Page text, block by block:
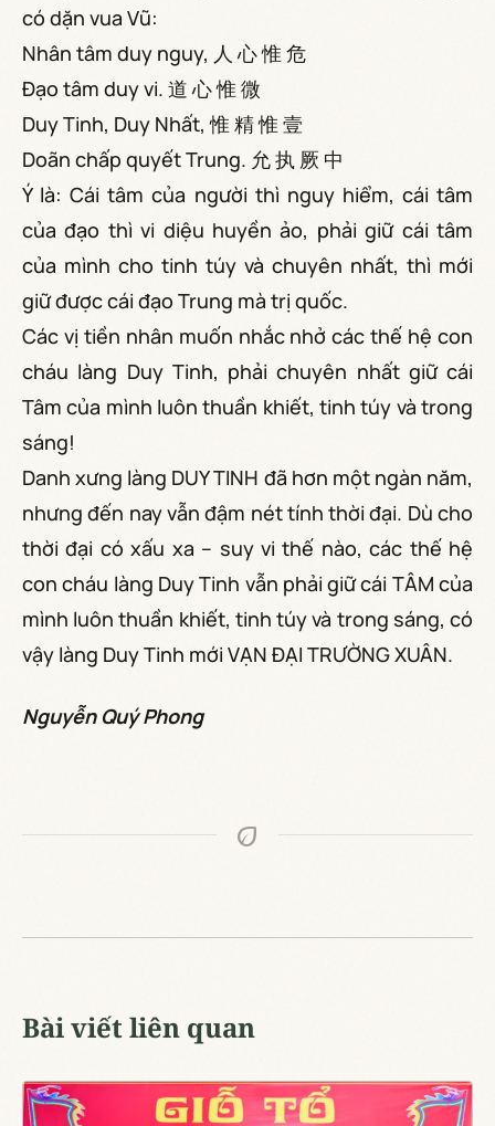
có dặn vua Vũ:
Nhân tâm duy nguy, 人 心 惟 危
Đạo tâm duy vi. 道 心 惟 微
Duy Tinh, Duy Nhất, 惟 精 惟 壹
Doãn chấp quyết Trung. 允 执 厥 中
Ý là: Cái tâm của người thì nguy hiểm, cái tâm
của đạo thì vi diệu huyền ảo, phải giữ cái tâm
của mình cho tinh túy và chuyên nhất, thì mới
giữ được cái đạo Trung mà trị quốc.
Các vị tiền nhân muốn nhắc nhở các thế hệ con
cháu làng Duy Tinh, phải chuyên nhất giữ cái
Tâm của mình luôn thuần khiết, tinh túy và trong
sáng!
Danh xưng làng DUY TINH đã hơn một ngàn năm,
nhưng đến nay vẫn đậm nét tính thời đại. Dù cho
thời đại có xấu xa – suy vi thế nào, các thế hệ
con cháu làng Duy Tinh vẫn phải giữ cái TÂM của
mình luôn thuần khiết, tinh túy và trong sáng, có
vậy làng Duy Tinh mới VẠN ĐẠI TRƯỜNG XUÂN.
Nguyễn Quý Phong
eco
Bài viết liên quan